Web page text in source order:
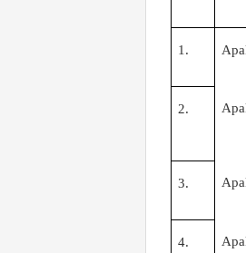
1.
2.
3.
4.